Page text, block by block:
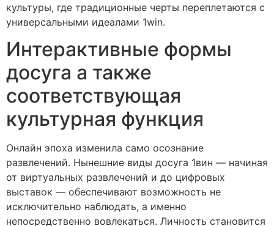
культуры, где традиционные черты переплетаются с
универсальными идеалами 1win.
Интерактивные формы
досуга а также
соответствующая
культурная функция
Онлайн эпоха изменила само осознание
развлечений. Нынешние виды досуга 1вин — начиная
от виртуальных развлечений и до цифровых
выставок — обеспечивают возможность не
исключительно наблюдать, а именно
непосредственно вовлекаться. Личность становится